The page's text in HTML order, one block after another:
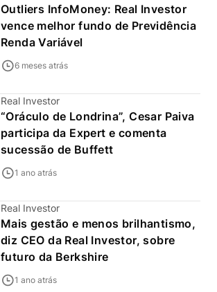
Outliers InfoMoney: Real Investor
vence melhor fundo de Previdência
Renda Variável
6 meses atrás
Real Investor
“Oráculo de Londrina”, Cesar Paiva
participa da Expert e comenta
sucessão de Buffett
1 ano atrás
Real Investor
Mais gestão e menos brilhantismo,
diz CEO da Real Investor, sobre
futuro da Berkshire
1 ano atrás